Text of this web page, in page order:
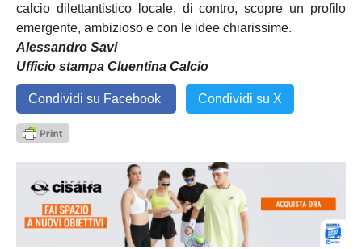
calcio dilettantistico locale, di contro, scopre un profilo
emergente, ambizioso e con le idee chiarissime.
Alessandro Savi
Ufficio stampa Cluentina Calcio
Condividi su Facebook Condividi su X